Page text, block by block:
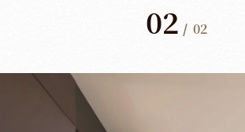
02 /02